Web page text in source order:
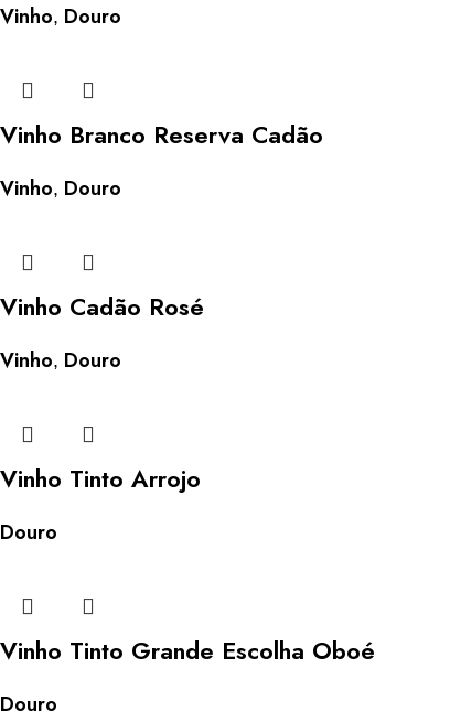
Vinho, Douro
Vinho Branco Reserva Cadão
Vinho, Douro
Vinho Cadão Rosé
Vinho, Douro
Vinho Tinto Arrojo
Douro
Vinho Tinto Grande Escolha Oboé
Douro